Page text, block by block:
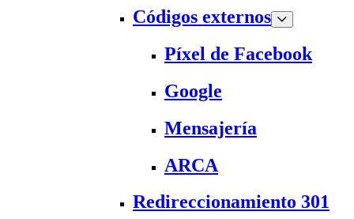
Códigos externos
Píxel de Facebook
Google
Mensajería
ARCA
Redireccionamiento 301